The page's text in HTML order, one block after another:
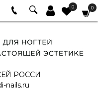
0 0
РОССИ
nails.ru